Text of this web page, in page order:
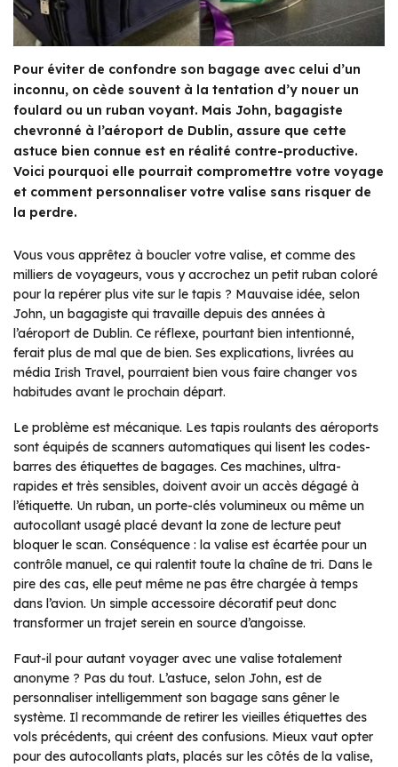
Pour éviter de confondre son bagage avec celui d’un
inconnu, on cède souvent à la tentation d’y nouer un
foulard ou un ruban voyant. Mais John, bagagiste
chevronné à l’aéroport de Dublin, assure que cette
astuce bien connue est en réalité contre-productive.
Voici pourquoi elle pourrait compromettre votre voyage
et comment personnaliser votre valise sans risquer de
la perdre.
Vous vous apprêtez à boucler votre valise, et comme des
milliers de voyageurs, vous y accrochez un petit ruban coloré
pour la repérer plus vite sur le tapis ? Mauvaise idée, selon
John, un bagagiste qui travaille depuis des années à
l’aéroport de Dublin. Ce réflexe, pourtant bien intentionné,
ferait plus de mal que de bien. Ses explications, livrées au
média Irish Travel , pourraient bien vous faire changer vos
habitudes avant le prochain départ.
Le problème est mécanique. Les tapis roulants des aéroports
sont équipés de scanners automatiques qui lisent les codes-
barres des étiquettes de bagages. Ces machines, ultra-
rapides et très sensibles, doivent avoir un accès dégagé à
l’étiquette. Un ruban, un porte-clés volumineux ou même un
autocollant usagé placé devant la zone de lecture peut
bloquer le scan. Conséquence : la valise est écartée pour un
contrôle manuel, ce qui ralentit toute la chaîne de tri. Dans le
pire des cas, elle peut même ne pas être chargée à temps
dans l’avion. Un simple accessoire décoratif peut donc
transformer un trajet serein en source d’angoisse.
Faut-il pour autant voyager avec une valise totalement
anonyme ? Pas du tout. L’astuce, selon John, est de
personnaliser intelligemment son bagage sans gêner le
système. Il recommande de retirer les vieilles étiquettes des
vols précédents, qui créent des confusions. Mieux vaut opter
pour des autocollants plats, placés sur les côtés de la valise,